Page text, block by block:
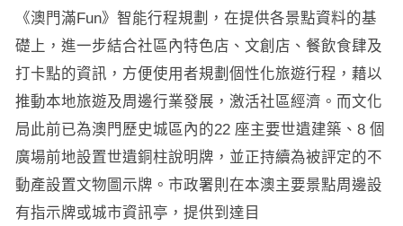
《澳門滿Fun》智能行程規劃，在提供各景點資料的基
礎上，進一步結合社區內特色店、文創店、餐飲食肆及
打卡點的資訊，方便使用者規劃個性化旅遊行程，藉以
推動本地旅遊及周邊行業發展，激活社區經濟。而文化
局此前已為澳門歷史城區內的22 座主要世遺建築、8 個
廣場前地設置世遺銅柱說明牌，並正持續為被評定的不
動產設置文物圖示牌。市政署則在本澳主要景點周邊設
有指示牌或城市資訊亭，提供到達目